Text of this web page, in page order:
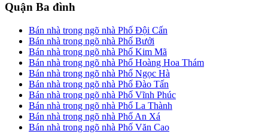
Quận Ba đình
Bán nhà trong ngõ nhà Phố Đội Cấn
Bán nhà trong ngõ nhà Phố Bưởi
Bán nhà trong ngõ nhà Phố Kim Mã
Bán nhà trong ngõ nhà Phố Hoàng Hoa Thám
Bán nhà trong ngõ nhà Phố Ngọc Hà
Bán nhà trong ngõ nhà Phố Đào Tấn
Bán nhà trong ngõ nhà Phố Vĩnh Phúc
Bán nhà trong ngõ nhà Phố La Thành
Bán nhà trong ngõ nhà Phố An Xá
Bán nhà trong ngõ nhà Phố Văn Cao